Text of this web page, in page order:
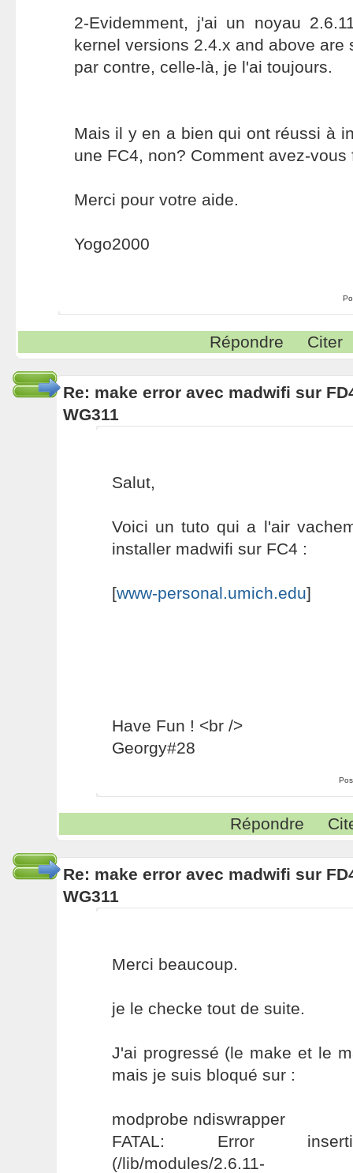
2-Evidemment, j'ai un noyau
kernel versions 2.4.x and above are
par contre, celle-là, je l'ai toujours.
Mais il y en a bien qui ont réussi à
une FC4, non? Comment avez-vous
Merci pour votre aide.
Yogo2000
Répondre Citer
Re: make error avec madwifi sur
WG311
Salut,
Voici un tuto qui a l'air
installer madwifi sur FC4 :
[www-personal.umich.edu]
Have Fun ! <br />
Georgy#28
Répondre
Re: make error avec madwifi sur
WG311
Merci beaucoup.
je le checke tout de suite.
J'ai progressé (le make et le
mais je suis bloqué sur :
modprobe ndiswrapper
FATAL: Error
(/lib/modules/2.6.11-